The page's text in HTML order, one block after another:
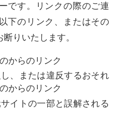
です。リンクの際のご連
下のリンク、またはその
りいたします。
からのリンク
、または違反するおそれ
からのリンク
イトの一部と誤解される